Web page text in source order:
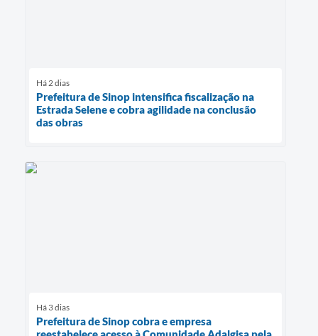
Há 2 dias
Prefeitura de Sinop intensifica fiscalização na
Estrada Selene e cobra agilidade na conclusão
das obras
Há 3 dias
Prefeitura de Sinop cobra e empresa